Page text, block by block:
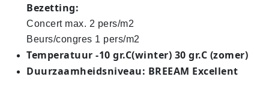
Bezetting:
Concert max. 2 pers/m2
Beurs/congres 1 pers/m2
Temperatuur -10 gr.C(winter) 30 gr.C (zomer)
Duurzaamheidsniveau: BREEAM Excellent